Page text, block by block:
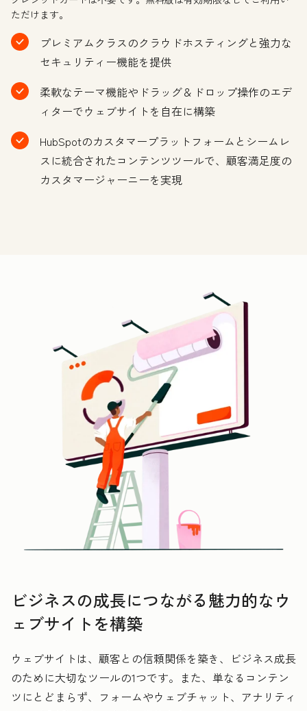
ただけます。
プレミアムクラスのクラウドホスティングと強力な
セキュリティー機能を提供
柔軟なテーマ機能やドラッグ＆ドロップ操作のエデ
ィターでウェブサイトを自在に構築
HubSpotのカスタマープラットフォームとシームレ
スに統合されたコンテンツツールで、顧客満足度の
カスタマージャーニーを実現
ビジネスの成長につながる魅力的なウ
ェブサイトを構築
ウェブサイトは、顧客との信頼関係を築き、ビジネス成長
のために大切なツールの1つです。また、単なるコンテン
ツにとどまらず、フォームやウェブチャット、アナリティ